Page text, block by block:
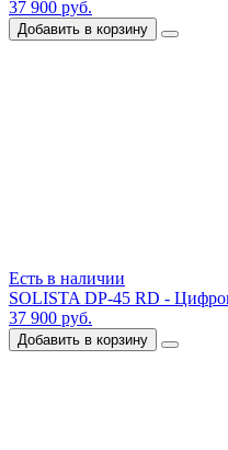
37 900 руб.
Добавить в корзину
Есть в наличии
SOLISTA DP-45 RD -
37 900 руб.
Добавить в корзину